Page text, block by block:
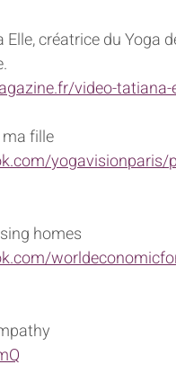
créatrice du Yoga
video-
fille
homes